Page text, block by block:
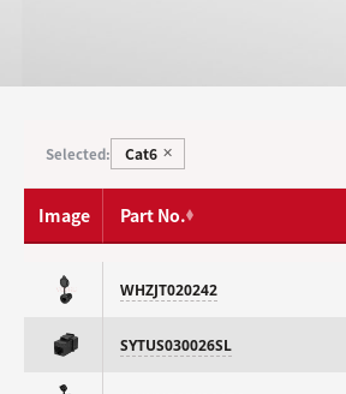
Selected: Cat6 ✕
Image Part No.
WHZJT020242
SYTUS030026SL